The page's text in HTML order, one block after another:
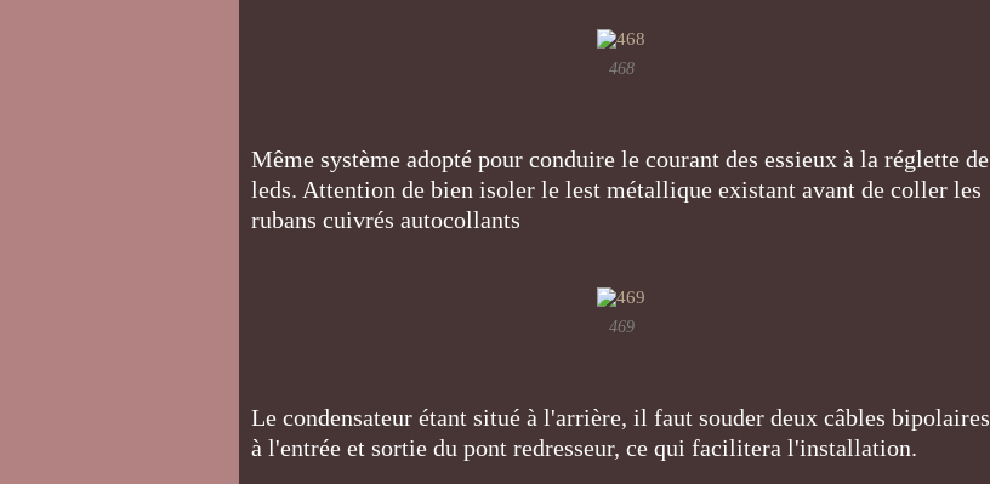
468
Même système adopté pour conduire le courant des essieux à la réglette de
leds. Attention de bien isoler le lest métallique existant avant de coller les
rubans cuivrés autocollants
469
Le condensateur étant situé à l'arrière, il faut souder deux câbles bipolaires
à l'entrée et sortie du pont redresseur, ce qui facilitera l'installation.